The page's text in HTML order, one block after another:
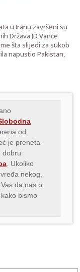
u Iranu završeni su
Država JD Vance
šta slijedi za sukob
napustio Pakistan,
od
je preneta
dobru
. Ukoliko
nekog,
da nas o
bismo